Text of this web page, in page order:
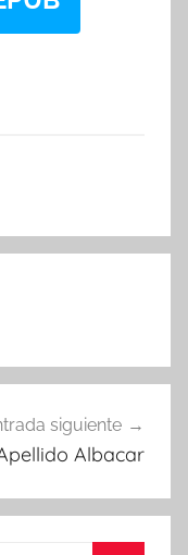
siguiente
Albacar